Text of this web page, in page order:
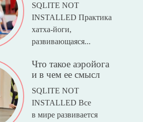
SQLITE NOT
INSTALLED Практика
хатха-йоги,
развивающаяся...
Что такое аэройога
и в чем ее смысл
SQLITE NOT
INSTALLED Все
в мире развивается